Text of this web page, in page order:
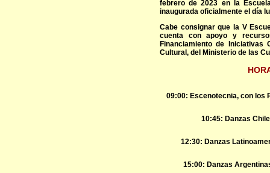
febrero de 2023 en la
inaugurada oficialmente el día
Cabe consignar que la V
cuenta con apoyo y
Financiamiento de Iniciativas
Cultural, del Ministerio de las
09:00: Escenotecnia, con los
10:45: Danzas
12:30: Danzas
15:00: Danzas